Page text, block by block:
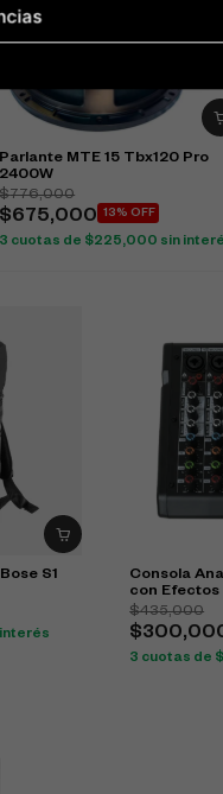
Parlante MTE 15 Tbx120 Pro
2400W
$776,000
$675,000 13% OFF
3 cuotas de $225,000 sin
S1
Consola
con Efectos
$435,000
$
3 cuotas de $